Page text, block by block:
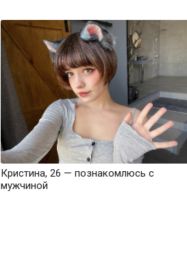
Кристина, 26 — познакомлюсь с
мужчиной